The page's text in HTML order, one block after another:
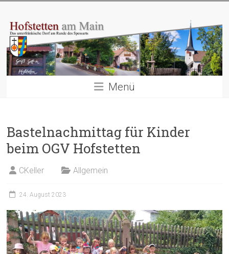
springen
Hofstetten
am
Main
Das
Rande
des
Spessarts
Menü
Bastelnachmittag für Kinder
beim OGV Hofstetten
CKeller Allgemein
24. August 2023